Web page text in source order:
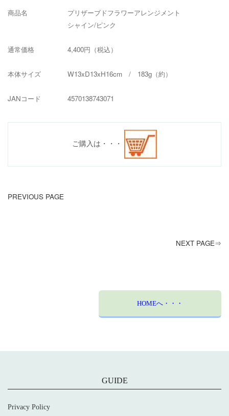
商品名 プリザーブドフラワーアレンジメント
シャイン/ピンク
通常価格 4,400円（税込）
本体サイズ W13xD13xH16cm / 183g（約）
JANコード 4570138743071
ご購入は・・・
PREVIOUS PAGE
NEXT PAGE⇒
HOMEへ・・・
GUIDE
Privacy Policy